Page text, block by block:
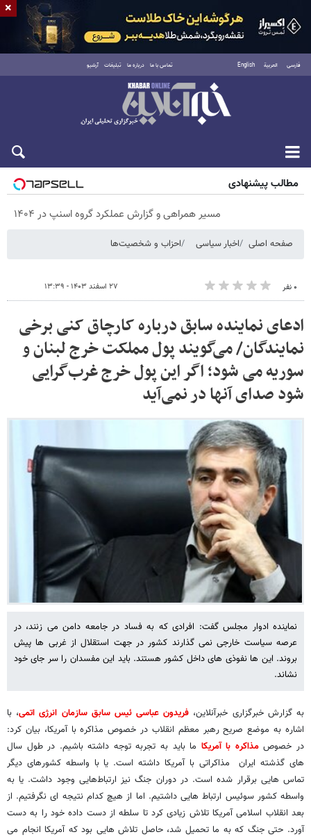
فارسی العربية English تماس با ما درباره ما تبلیغات آرشیو
پنجشنبه ۱۵ مرداد ۱۴۰۵
مطالب پیشنهادی
مسیر همراهی و گزارش عملکرد گروه اسنپ در ۱۴۰۴
صفحه اصلی اخبار سیاسی احزاب و شخصیت‌ها
۰ نفر ۲۷ اسفند ۱۴۰۳ - ۱۳:۳۹
ادعای نماینده سابق درباره کارچاق کنی برخی
نمایندگان/ می‌گویند پول مملکت خرج لبنان و
سوریه می شود؛ اگر این پول خرج غرب‌گرایی
شود صدای آنها در نمی‌آید
نماینده ادوار مجلس گفت: افرادی که به فساد در جامعه دامن می زنند، در
عرصه سیاست خارجی نمی گذارند کشور در جهت استقلال از غربی ها پیش
بروند. این ها نفوذی های داخل کشور هستند. باید این مفسدان را سر جای خود
نشاند.
به گزارش خبرگزاری خبرآنلاین، فریدون عباسی ئیس سابق سازمان انرژی اتمی، با
اشاره به موضع صریح رهبر معظم انقلاب در خصوص مذاکره با آمریکا، بیان کرد:
در خصوصمذاکره با آمریکا ما باید به تجربه توجه داشته باشیم. در طول سال
های گذشته ایران مذاکراتی با آمریکا داشته است. یا با واسطه کشورهای دیگر
تماس هایی برقرار شده است. در دوران جنگ نیز ارتباط‌هایی وجود داشت. یا به
واسطه کشور سوئیس ارتباط هایی داشتیم. اما از هیچ کدام نتیجه ای نگرفتیم. از
بعد انقلاب اسلامی آمریکا تلاش زیادی کرد تا سلطه از دست داده خود را به دست
آورد. حتی جنگ که به ما تحمیل شد، حاصل تلاش هایی بود که آمریکا انجام می
×